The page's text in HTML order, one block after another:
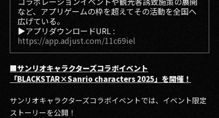
2012
2011
2010
2009
など、アプリゲームの枠を超えてその活動を全国へ
広げている。
▶︎アプリダウンロードURL :
https://app.adjust.com/11c69iel
■サンリオキャラクターズコラボイベント
「BLACKSTAR×Sanrio characters 2025」を開催！
サンリオキャラクターズコラボイベントでは、イベント限定
ストーリーを公開！